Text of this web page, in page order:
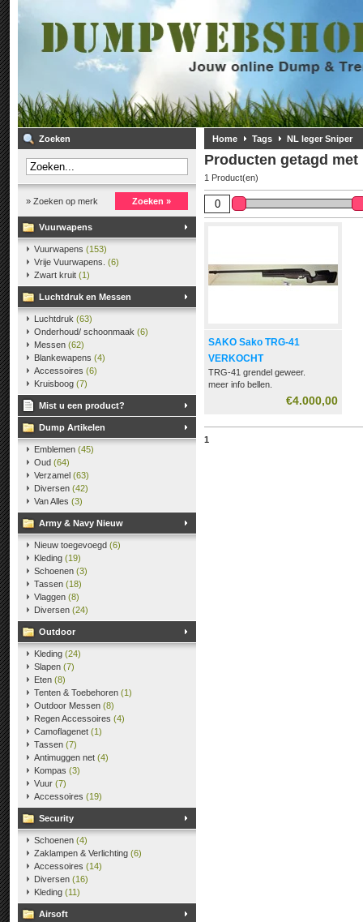
Zoeken
» Zoeken op merk Zoeken »
Vuurwapens
Vuurwapens (153)
Vrije Vuurwapens. (6)
Zwart kruit (1)
Luchtdruk en Messen
Luchtdruk (63)
Onderhoud/ schoonmaak (6)
Messen (62)
Blankewapens (4)
Accessoires (6)
Kruisboog (7)
Mist u een product?
Dump Artikelen
Emblemen (45)
Oud (64)
Verzamel (63)
Diversen (42)
Van Alles (3)
Army & Navy Nieuw
Nieuw toegevoegd (6)
Kleding (19)
Schoenen (3)
Tassen (18)
Vlaggen (8)
Diversen (24)
Outdoor
Kleding (24)
Slapen (7)
Eten (8)
Tenten & Toebehoren (1)
Outdoor Messen (8)
Regen Accessoires (4)
Camoflagenet (1)
Tassen (7)
Antimuggen net (4)
Kompas (3)
Vuur (7)
Accessoires (19)
Security
Schoenen (4)
Zaklampen & Verlichting (6)
Accessoires (14)
Diversen (16)
Kleding (11)
Airsoft
Home Tags NL leger Sniper
Producten getagd
1 Product(en)
SAKO Sako TRG-41
VERKOCHT
TRG-41 grendel geweer.
meer info bellen.
€4.000,00
1